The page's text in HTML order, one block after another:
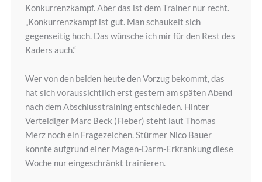
Konkurrenzkampf. Aber das ist dem Trainer nur recht.
„Konkurrenzkampf ist gut. Man schaukelt sich
gegenseitig hoch. Das wünsche ich mir für den Rest des
Kaders auch.“
Wer von den beiden heute den Vorzug bekommt, das
hat sich voraussichtlich erst gestern am späten Abend
nach dem Abschlusstraining entschieden. Hinter
Verteidiger Marc Beck (Fieber) steht laut Thomas
Merz noch ein Fragezeichen. Stürmer Nico Bauer
konnte aufgrund einer Magen-Darm-Erkrankung diese
Woche nur eingeschränkt trainieren.